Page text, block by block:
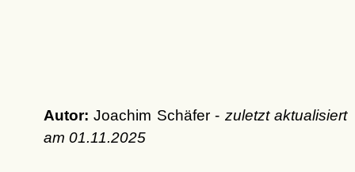
Autor: Joachim Schäfer - zuletzt aktualisiert
am 01.11.2025